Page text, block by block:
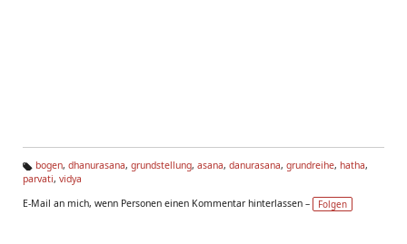
Ta
s:
bogen, dhanurasana, grundstellung, asana, danurasana, grundreihe, hatha,
parvati, vidya
E-Mail an mich, wenn Personen einen Kommentar hinterlassen –
Folgen